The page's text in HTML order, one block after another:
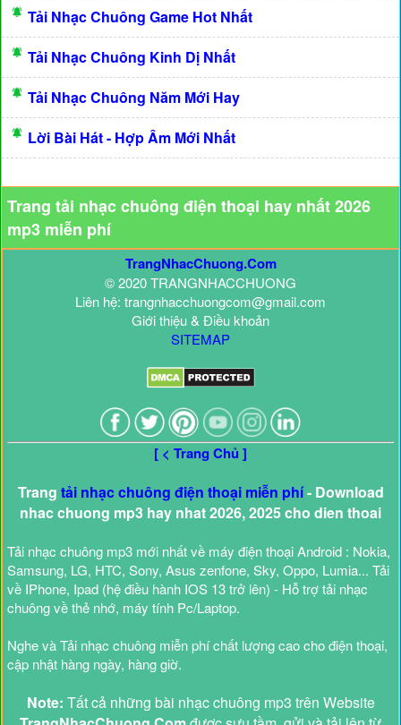
Tải Nhạc Chuông Game Hot Nhất
Tải Nhạc Chuông Kinh Dị Nhất
Tải Nhạc Chuông Năm Mới Hay
Lời Bài Hát - Hợp Âm Mới Nhất
Trang tải nhạc chuông điện thoại hay nhất 2026
mp3 miễn phí
TrangNhacChuong.Com
© 2020 TRANGNHACCHUONG
Liên hệ: trangnhacchuongcom@gmail.com
Giới thiệu & Điều khoản
SITEMAP
[ < Trang Chủ ]
Trang tải nhạc chuông điện thoại miễn phí- Download
nhac chuong mp3 hay nhat 2026, 2025 cho dien thoai
Tải nhạc chuông mp3 mới nhất về máy điện thoại Android : Nokia,
Samsung, LG, HTC, Sony, Asus zenfone, Sky, Oppo, Lumia... Tải
về IPhone, Ipad (hệ điều hành IOS 13 trở lên) - Hỗ trợ tải nhạc
chuông về thẻ nhớ, máy tính Pc/Laptop.
Nghe và Tải nhạc chuông miễn phí chất lượng cao cho điện thoại,
cập nhật hàng ngày, hàng giờ.
Note: Tất cả những bài nhạc chuông mp3 trên Website